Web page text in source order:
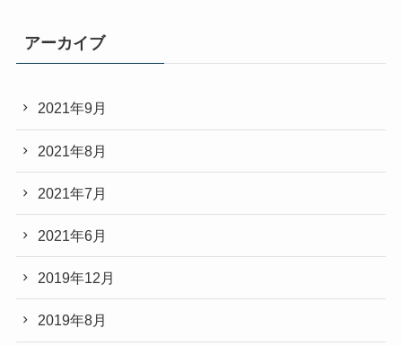
アーカイブ
2021年9月
2021年8月
2021年7月
2021年6月
2019年12月
2019年8月